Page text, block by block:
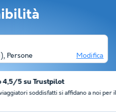
), Persone Modifica
si affidano a noi per il loro